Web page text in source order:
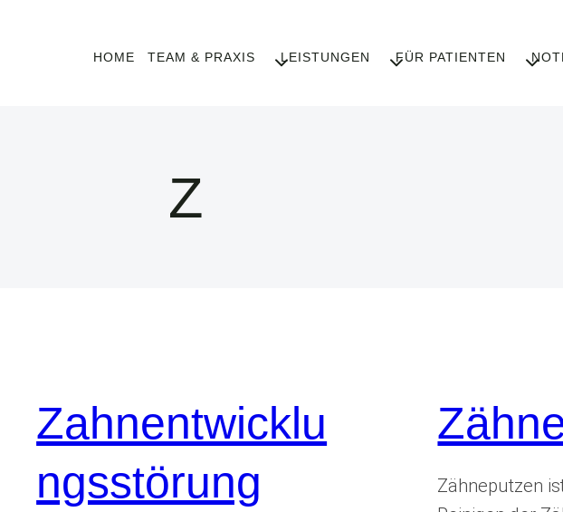
HOME TEAM & PRAXIS LEISTUNGEN FÜR PATIENTEN
Z
Zahnentwicklu
ngsstörung
Zähneputzen